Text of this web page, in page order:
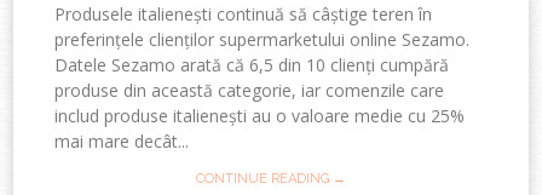
Produsele italienești continuă să câștige teren în
preferințele clienților supermarketului online Sezamo.
Datele Sezamo arată că 6,5 din 10 clienți cumpără
produse din această categorie, iar comenzile care
includ produse italienești au o valoare medie cu 25%
mai mare decât...
CONTINUE READING →